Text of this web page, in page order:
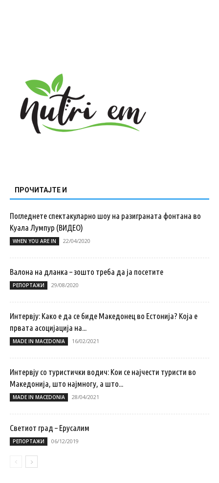
ПРОЧИТАЈТЕ И
Погледнете спектакуларно шоу на разиграната фонтана во
Куала Лумпур (ВИДЕО)
WHEN YOU ARE IN 22/04/2020
Валона на дланка – зошто треба да ја посетите
РЕПОРТАЖИ 29/08/2020
Интервју: Како е да се биде Македонец во Естонија? Која е
првата асоцијација на...
MADE IN MACEDONIA 16/02/2021
Интервју со туристички водич: Кои се најчести туристи во
Македонија, што најмногу, а што...
MADE IN MACEDONIA 28/04/2021
Светиот град – Ерусалим
РЕПОРТАЖИ 06/12/2019